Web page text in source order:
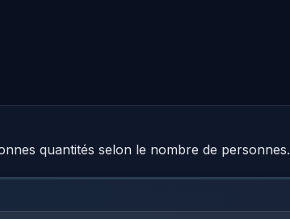
quantités selon le nombre de personnes.